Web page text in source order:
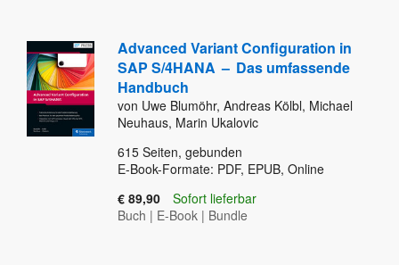
Advanced Variant Configuration in
SAP S/4HANA – Das umfassende
Handbuch
von Uwe Blumöhr, Andreas Kölbl, Michael
Neuhaus, Marin Ukalovic
615 Seiten, gebunden
E-Book-Formate: PDF, EPUB, Online
€ 89,90
Sofort lieferbar
Buch | E-Book | Bundle